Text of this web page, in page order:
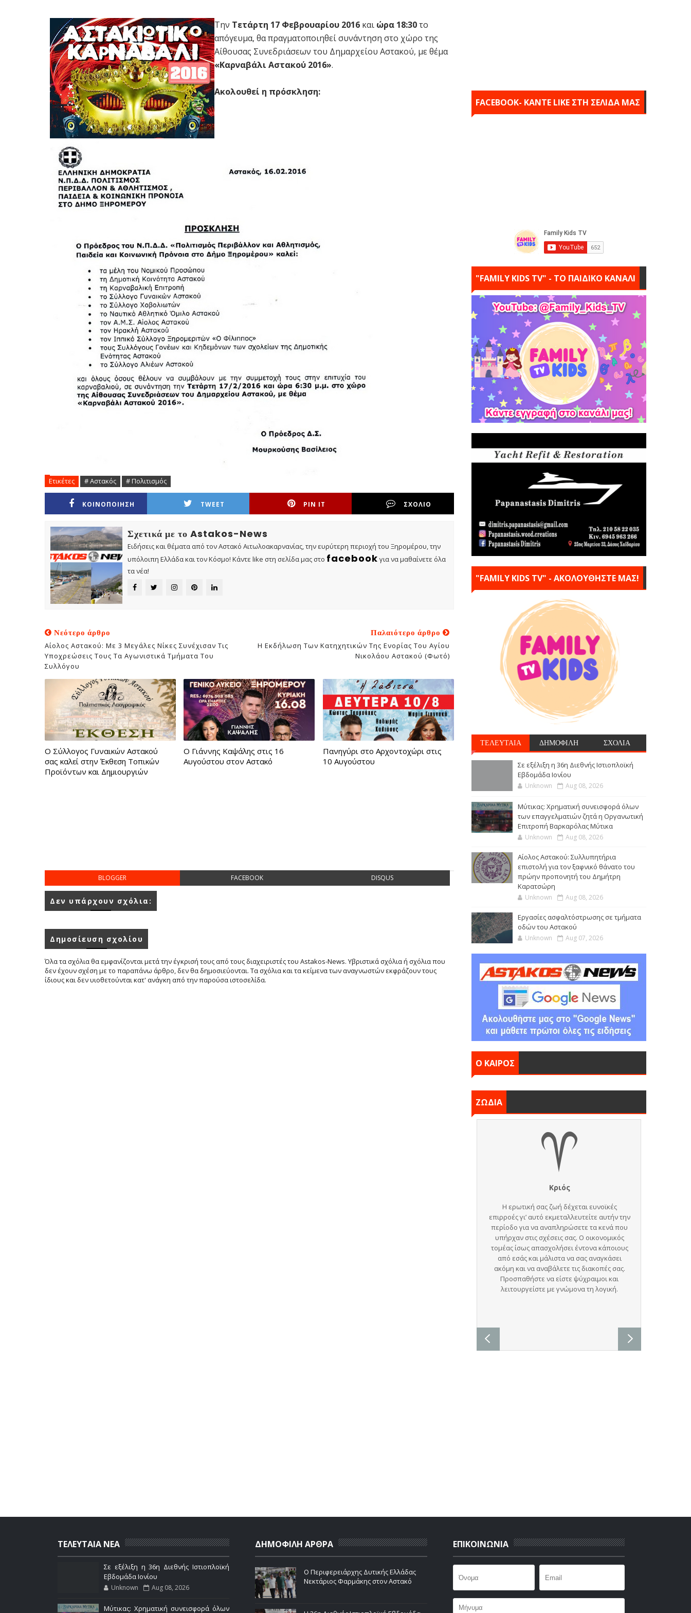
Την Τετάρτη 17 Φεβρουαρίου 2016 και ώρα 18:30το
απόγευμα, θα πραγματοποιηθεί συνάντηση στο χώρο της
Αίθουσας Συνεδριάσεων του Δημαρχείου Αστακού, με θέμα
«Καρναβάλι Αστακού 2016».
Ακολουθεί η πρόσκληση:
Ετικέτες # Αστακός # Πολιτισμός
ΚΟΙΝΟΠΟΙΗΣΗ TWEET PIN IT ΣΧΟΛΙΟ
Σχετικά με το Astakos-News
Ειδήσεις και θέματα από τον Αστακό Αιτωλοακαρνανίας, την ευρύτερη περιοχή του Ξηρομέρου, την
υπόλοιπη Ελλάδα και τον Κόσμο! Κάντε like στη σελίδα μας στο facebook για να μαθαίνετε όλα
τα νέα!
Νεότερο άρθρο
Αίολος Αστακού: Με 3 Μεγάλες Νίκες Συνέχισαν Τις
Υποχρεώσεις Τους Τα Αγωνιστικά Τμήματα Του
Συλλόγου
Παλαιότερο άρθρο
Η Εκδήλωση Των Κατηχητικών Της Ενορίας Του Αγίου
Νικολάου Αστακού (φωτό)
Ο Σύλλογος Γυναικών Αστακού
σας καλεί στην Έκθεση Τοπικών
Προϊόντων και Δημιουργιών
Ο Γιάννης Καψάλης στις 16
Αυγούστου στον Αστακό
Πανηγύρι στο Αρχοντοχώρι στις
10 Αυγούστου
BLOGGER FACEBOOK DISQUS
Δεν υπάρχουν σχόλια:
Δημοσίευση σχολίου
Όλα τα σχόλια θα εμφανίζονται μετά την έγκρισή τους από τους διαχειριστές του Astakos-News. Υβριστικά σχόλια ή σχόλια που
δεν έχουν σχέση με το παραπάνω άρθρο, δεν θα δημοσιεύονται. Τα σχόλια και τα κείμενα των αναγνωστών εκφράζουν τους
ίδιους και δεν υιοθετούνται κατ' ανάγκη από την παρούσα ιστοσελίδα.
FACEBOOK- KANTE LIKE ΣΤΗ ΣΕΛΙΔΑ ΜΑΣ
"FAMILY KIDS TV" - ΤΟ ΠΑΙΔΙΚΟ ΚΑΝΑΛΙ
"FAMILY KIDS TV" - ΑΚΟΛΟΥΘΗΣΤΕ ΜΑΣ!
ΤΕΛΕΥΤΑΙΑ ΔΗΜΟΦΙΛΗ ΣΧΟΛΙΑ
Σε εξέλιξη η 36η Διεθνής Ιστιοπλοϊκή
Εβδομάδα Ιονίου
Unknown Aug 08, 2026
Μύτικας: Χρηματική συνεισφορά όλων
των επαγγελματιών ζητά η Οργανωτική
Επιτροπή Βαρκαρόλας Μύτικα
Unknown Aug 08, 2026
Αίολος Αστακού: Συλλυπητήρια
επιστολή για τον ξαφνικό θάνατο του
πρώην προπονητή του Δημήτρη
Καρατσώρη
Unknown Aug 08, 2026
Εργασίες ασφαλτόστρωσης σε τμήματα
οδών του Αστακού
Unknown Aug 07, 2026
Ο ΚΑΙΡΟΣ
ΖΩΔΙΑ
ΤΕΛΕΥΤΑΙΑ ΝΕΑ
Σε εξέλιξη η 36η Διεθνής Ιστιοπλοϊκή
Εβδομάδα Ιονίου
Unknown Aug 08, 2026
Μύτικας: Χρηματική συνεισφορά όλων
ΔΗΜΟΦΙΛΗ ΑΡΘΡΑ
Ο Περιφερειάρχης Δυτικής Ελλάδας
Νεκτάριος Φαρμάκης στον Αστακό
ΕΠΙΚΟΙΝΩΝΙΑ